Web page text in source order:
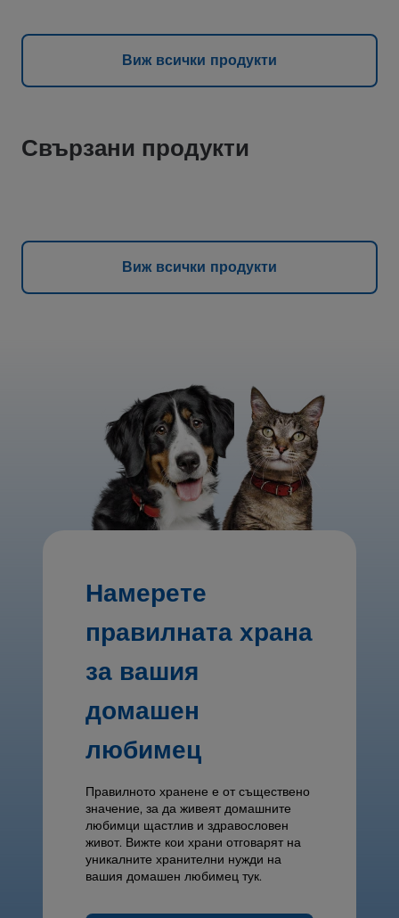
Виж всички продукти
Свързани продукти
Виж всички продукти
Намерете
правилната храна
за вашия
домашен
любимец
Правилното хранене е от съществено
значение, за да живеят домашните
любимци щастлив и здравословен
живот. Вижте кои храни отговарят на
уникалните хранителни нужди на
вашия домашен любимец тук.